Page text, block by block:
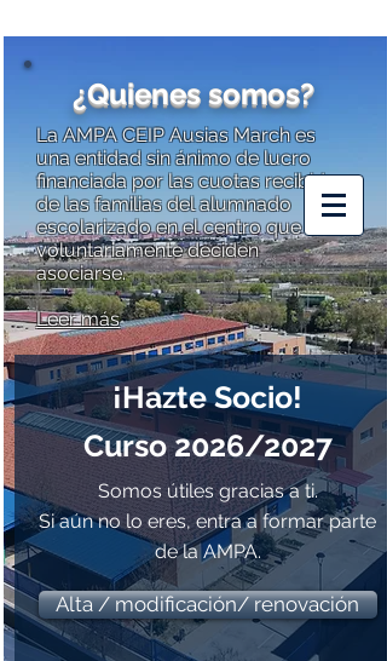
AMPA CEIP
AUSIAS MARCH
¿Quienes somos?
La AMPA CEIP Ausias March es
una entidad sin ánimo de lucro
financiada por las cuotas recibidas
de las familias del alumnado
escolarizado en el centro que
voluntariamente deciden
asociarse.
Leer más
¡Hazte Socio!
Curso 2026/2027
Somos útiles gracias a ti.
Si aún no lo eres, entra a formar parte
de la AMPA.
Alta / modificación/ renovación